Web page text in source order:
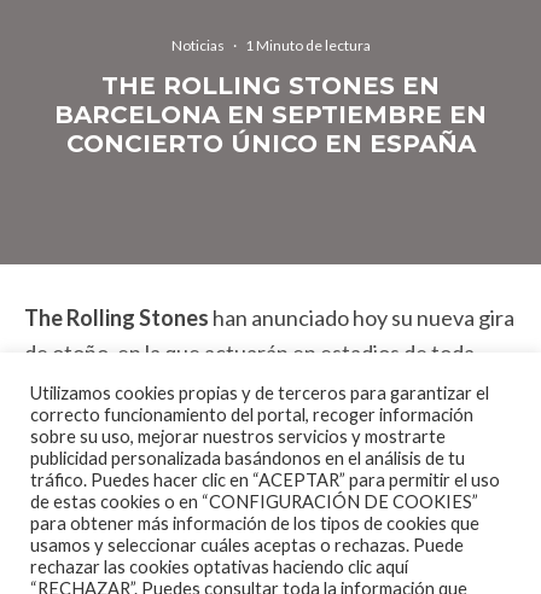
Noticias · 1 Minuto de lectura
THE ROLLING STONES EN
BARCELONA EN SEPTIEMBRE EN
CONCIERTO ÚNICO EN ESPAÑA
The Rolling Stones han anunciado hoy su nueva gira
de otoño, en la que actuarán en estadios de toda
Europa durante los meses de Septiembre y Octubre.
‘STONES – NO FILTER’es el nombre que da título a
esta gira en la que veremos a Mick Jagger, Keith
Richards, Charlie Watts y Ronnie Wood de vuelta a la
carretera, actuando para audiencias masivas.
Podremos ver en directoSTONES – NO FILTER
Utilizamos cookies propias y de terceros para garantizar el
correcto funcionamiento del portal, recoger información
sobre su uso, mejorar nuestros servicios y mostrarte
publicidad personalizada basándonos en el análisis de tu
tráfico. Puedes hacer clic en “ACEPTAR” para permitir el uso
de estas cookies o en “CONFIGURACIÓN DE COOKIES”
para obtener más información de los tipos de cookies que
usamos y seleccionar cuáles aceptas o rechazas. Puede
rechazar las cookies optativas haciendo clic aquí
“RECHAZAR”. Puedes consultar toda la información que